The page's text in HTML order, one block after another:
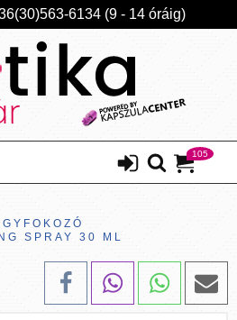
6134 (9 - 14 óráig)
105
SPRAY 30 ML